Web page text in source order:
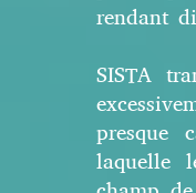
rendant
SISTA
presque
laquelle